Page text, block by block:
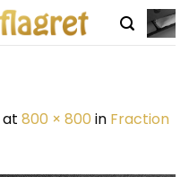
at 800 × 800 in Fraction